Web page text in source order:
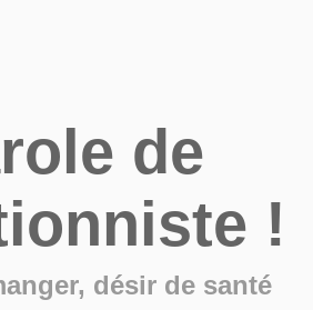
de
!
désir de santé